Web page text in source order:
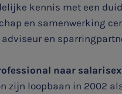
kennis met een
en samenwerking
en
naar
zijn loopbaan in 2002